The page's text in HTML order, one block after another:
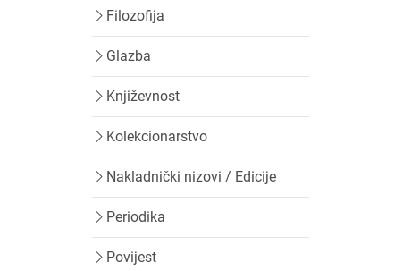
Filozofija
Glazba
Književnost
Kolekcionarstvo
Nakladnički nizovi / Edicije
Periodika
Povijest